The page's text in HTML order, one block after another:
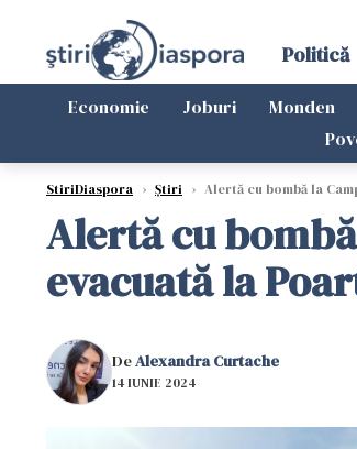
Politică
Economie Joburi Monden
StiriDiaspora › Știri › Alertă cu bombă la
Alertă cu
evacuată la
DeAlexandra Curtache
14 IUNIE 2024